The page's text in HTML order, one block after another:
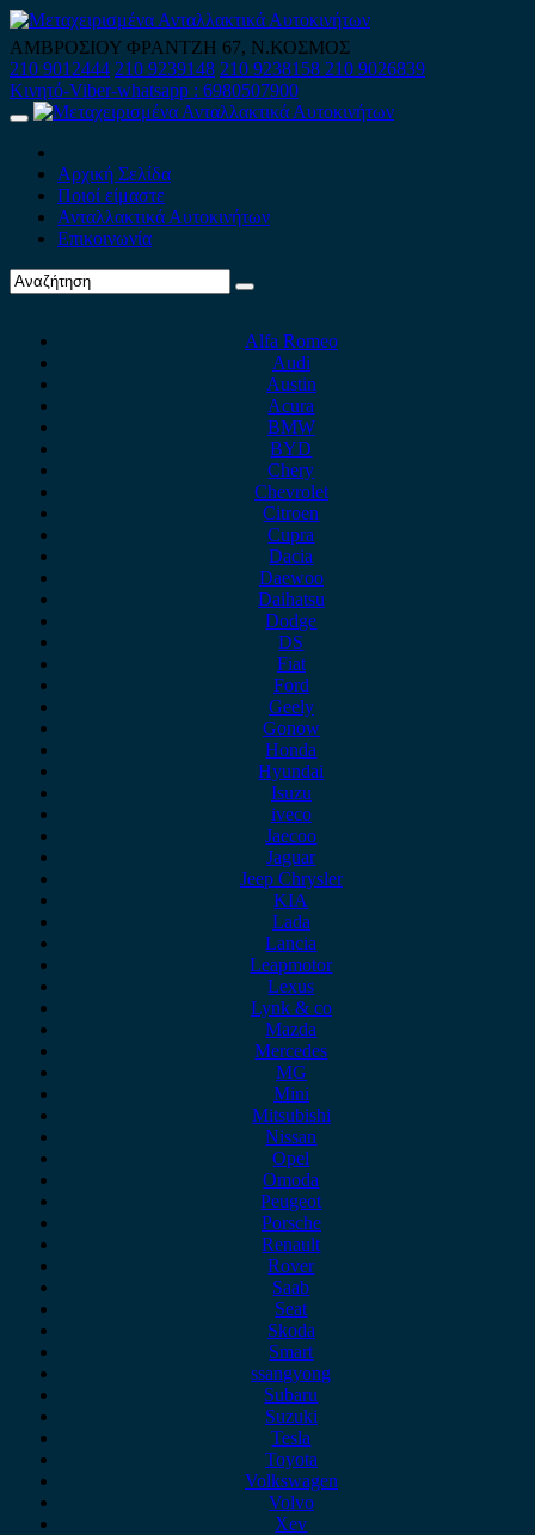
Skip
to
content
ΑΜΒΡΟΣΙΟΥ ΦΡΑΝΤΖΗ 67, Ν.ΚΟΣΜΟΣ
210 9012444 210 9239148 210 9238158 210 9026839
Κινητό-Viber-whatsapp : 6980507900
Primary
Αρχική Σελίδα
Ποιοί είμαστε
Ανταλλακτικά Αυτοκινήτων
Επικοινωνία
Alfa Romeo
Audi
Austin
Acura
BMW
BYD
Chery
Chevrolet
Citroen
Cupra
Dacia
Daewoo
Daihatsu
Dodge
DS
Fiat
Ford
Geely
Gonow
Honda
Hyundai
Isuzu
iveco
Jaecoo
Jaguar
Jeep Chrysler
KIA
Lada
Lancia
Leapmotor
Lexus
Lynk & co
Mazda
Mercedes
MG
Mini
Mitsubishi
Nissan
Opel
Omoda
Peugeot
Porsche
Renault
Rover
Saab
Seat
Skoda
Smart
ssangyong
Subaru
Suzuki
Tesla
Toyota
Volkswagen
Volvo
Xev